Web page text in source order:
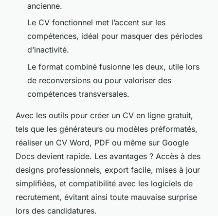
ancienne.
Le CV fonctionnel met l’accent sur les
compétences, idéal pour masquer des périodes
d’inactivité.
Le format combiné fusionne les deux, utile lors
de reconversions ou pour valoriser des
compétences transversales.
Avec les outils pour créer un CV en ligne gratuit,
tels que les générateurs ou modèles préformatés,
réaliser un CV Word, PDF ou même sur Google
Docs devient rapide. Les avantages ? Accès à des
designs professionnels, export facile, mises à jour
simplifiées, et compatibilité avec les logiciels de
recrutement, évitant ainsi toute mauvaise surprise
lors des candidatures.